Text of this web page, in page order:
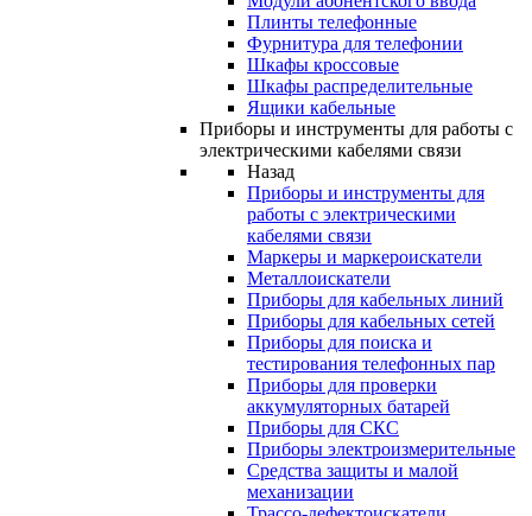
Плинты телефонные
Фурнитура для телефонии
Шкафы кроссовые
Шкафы распределительные
Ящики кабельные
Приборы и инструменты для работы с
электрическими кабелями связи
Назад
Приборы и инструменты для
работы с электрическими
кабелями связи
Маркеры и маркероискатели
Металлоискатели
Приборы для кабельных линий
Приборы для кабельных сетей
Приборы для поиска и
тестирования телефонных пар
Приборы для проверки
аккумуляторных батарей
Приборы для СКС
Приборы электроизмерительные
Средства защиты и малой
механизации